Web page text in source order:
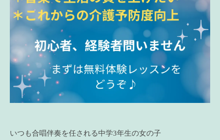
いつも合唱伴奏を任される中学3年生の女の子